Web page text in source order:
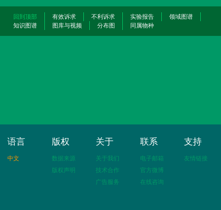
回到顶部 有效诉求 不利诉求 实验报告
领域图谱
知识图谱
图库与视频 分布图 同属物种
语言
中文
版权
数据来源
版权声明
关于
关于我们
技术合作
广告服务
联系
电子邮箱
官方微博
在线咨询
支持
友情链接